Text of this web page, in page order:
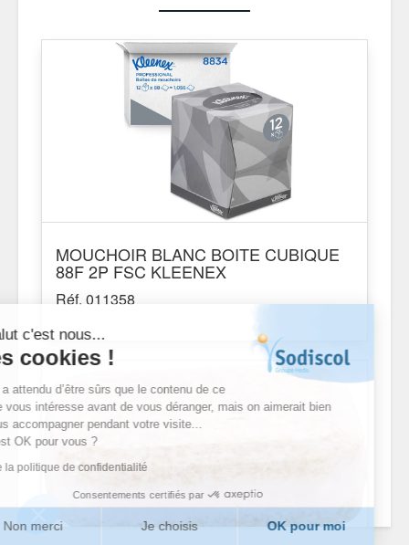
Salut c'est nous...
les cookies !
On a attendu d’être sûrs que le contenu de ce
site vous intéresse avant de vous déranger, mais on aimerait bien
vous accompagner pendant votre visite...
C’est OK pour vous ?
Lire la politique de confidentialité
Consentements certifiés par
Non merci Je choisis OK pour moi
MOUCHOIR BLANC BOITE CUBIQUE
88F 2P FSC KLEENEX
Réf. 011358